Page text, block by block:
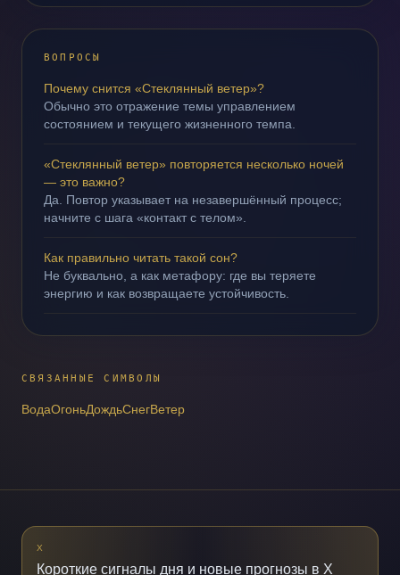
ВОПРОСЫ
Почему снится «Стеклянный ветер»?
Обычно это отражение темы управлением
состоянием и текущего жизненного темпа.
«Стеклянный ветер» повторяется несколько ночей
— это важно?
Да. Повтор указывает на незавершённый процесс;
начните с шага «контакт с телом».
Как правильно читать такой сон?
Не буквально, а как метафору: где вы теряете
энергию и как возвращаете устойчивость.
СВЯЗАННЫЕ СИМВОЛЫ
ВодаОгоньДождьСнегВетер
X
Короткие сигналы дня и новые прогнозы в X